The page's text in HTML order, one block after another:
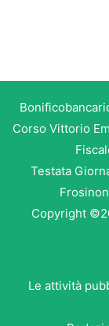
Corso Vittorio
Testata
Copyright
Le attività